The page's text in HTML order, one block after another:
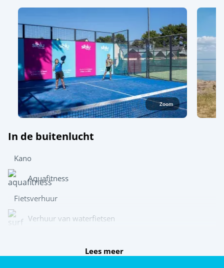
Zoom
In de buitenlucht
Kano
Aquafitness
Fietsverhuur
Verhuur van waterfietsen
Lees meer